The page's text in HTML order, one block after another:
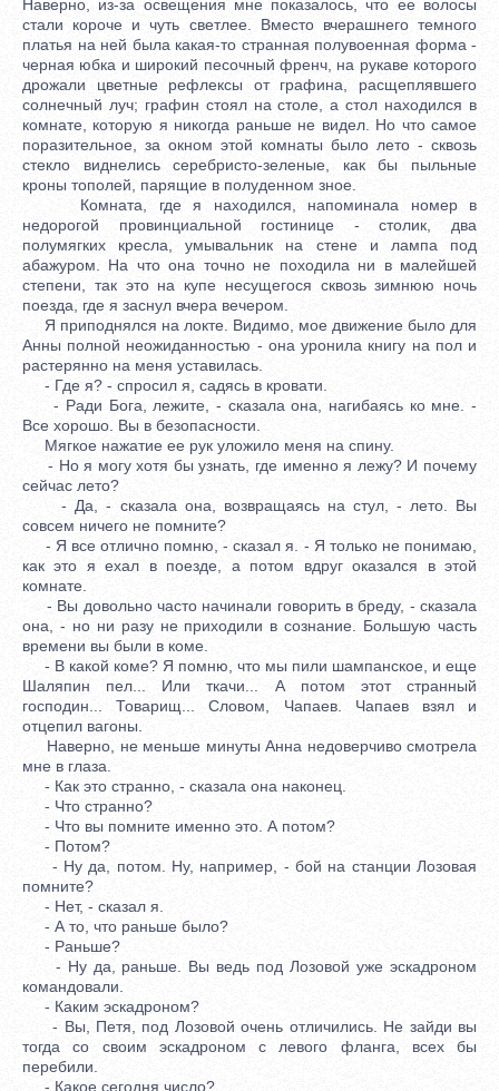
Наверно, из-за освещения мне показалось, что ее волосы
стали короче и чуть светлее. Вместо вчерашнего темного
платья на ней была какая-то странная полувоенная форма -
черная юбка и широкий песочный френч, на рукаве которого
дрожали цветные рефлексы от графина, расщеплявшего
солнечный луч; графин стоял на столе, а стол находился в
комнате, которую я никогда раньше не видел. Но что самое
поразительное, за окном этой комнаты было лето - сквозь
стекло виднелись серебристо-зеленые, как бы пыльные
кроны тополей, парящие в полуденном зное.
Комната, где я находился, напоминала номер в
недорогой провинциальной гостинице - столик, два
полумягких кресла, умывальник на стене и лампа под
абажуром. На что она точно не походила ни в малейшей
степени, так это на купе несущегося сквозь зимнюю ночь
поезда, где я заснул вчера вечером.
Я приподнялся на локте. Видимо, мое движение было для
Анны полной неожиданностью - она уронила книгу на пол и
растерянно на меня уставилась.
- Где я? - спросил я, садясь в кровати.
- Ради Бога, лежите, - сказала она, нагибаясь ко мне. -
Все хорошо. Вы в безопасности.
Мягкое нажатие ее рук уложило меня на спину.
- Но я могу хотя бы узнать, где именно я лежу? И почему
сейчас лето?
- Да, - сказала она, возвращаясь на стул, - лето. Вы
совсем ничего не помните?
- Я все отлично помню, - сказал я. - Я только не понимаю,
как это я ехал в поезде, а потом вдруг оказался в этой
комнате.
- Вы довольно часто начинали говорить в бреду, - сказала
она, - но ни разу не приходили в сознание. Большую часть
времени вы были в коме.
- В какой коме? Я помню, что мы пили шампанское, и еще
Шаляпин пел... Или ткачи... А потом этот странный
господин... Товарищ... Словом, Чапаев. Чапаев взял и
отцепил вагоны.
Наверно, не меньше минуты Анна недоверчиво смотрела
мне в глаза.
- Как это странно, - сказала она наконец.
- Что странно?
- Что вы помните именно это. А потом?
- Потом?
- Ну да, потом. Ну, например, - бой на станции Лозовая
помните?
- Нет, - сказал я.
- А то, что раньше было?
- Раньше?
- Ну да, раньше. Вы ведь под Лозовой уже эскадроном
командовали.
- Каким эскадроном?
- Вы, Петя, под Лозовой очень отличились. Не зайди вы
тогда со своим эскадроном с левого фланга, всех бы
перебили.
- Какое сегодня число?